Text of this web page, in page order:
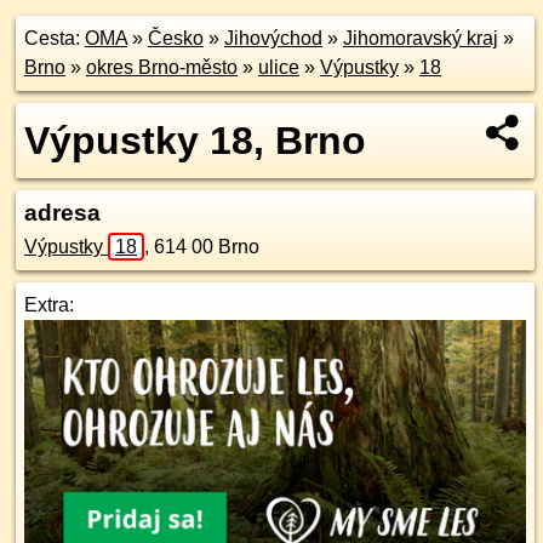
Cesta: OMA» Česko » Jihovýchod » Jihomoravský kraj »
Brno » okres Brno-město » ulice » Výpustky » 18
Výpustky 18, Brno
adresa
Výpustky 18 , 614 00 Brno
Extra: